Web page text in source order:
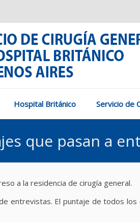
Hospital Británico Servicio de
que pasan a
a la residencia de cirugía general.
entrevistas. El puntaje de todos